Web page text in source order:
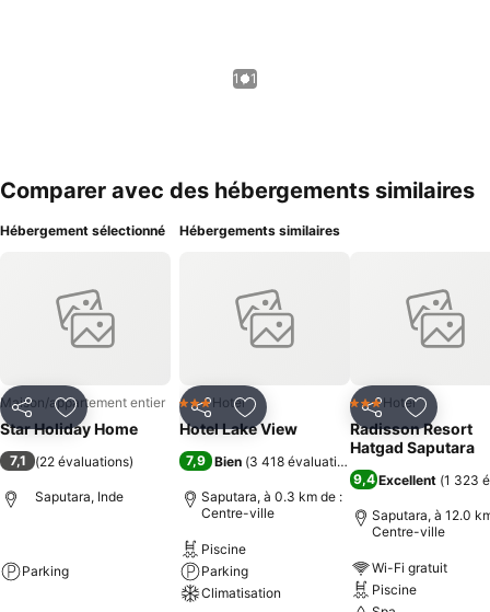
1 / 1
Comparer avec des hébergements similaires
Hébergement sélectionné
PartagerAjouter à mes favoris
Maison/appartement entier
Star Holiday Home
7,1 (22 évaluations)
Saputara, Inde
Parking
Hébergements similaires
PartagerAjouter à mes favoris
3 ÉtoilesHotel
Hotel Lake View
7,9 Bien (3 418 évaluations
Saputara, à 0.3 km de :
Centre-ville
Piscine
Parking
Climatisation
PartagerAjouter
3 ÉtoilesHotel
Radisson Resort
Hatgad Saputara
9,4 Excellent (1 323
Saputara, à 12.0
Centre-ville
Wi-Fi gratuit
Piscine